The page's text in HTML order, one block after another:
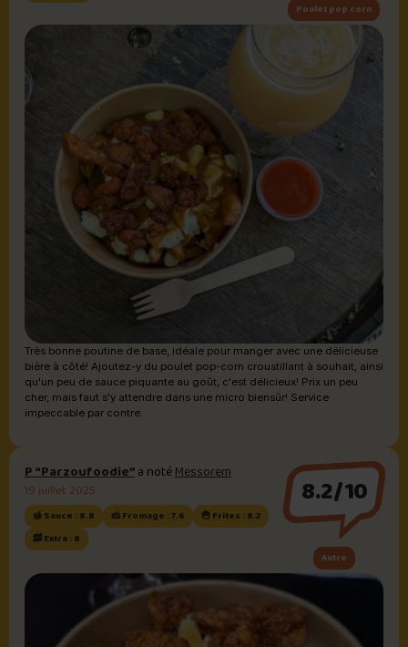
Poulet pop corn
Très bonne poutine de base, idéale pour manger avec une délicieuse
bière à côté! Ajoutez-y du poulet pop-corn croustillant à souhait, ainsi
qu'un peu de sauce piquante au goût, c'est délicieux! Prix un peu
cher, mais faut s'y attendre dans une micro biensûr! Service
impeccable par contre.
P “Parzoufoodie”a notéMessorem
19 juillet 2025
🍯 Sauce : 8.8 🧀 Fromage : 7.6
🍟 Frites : 8.2
🥓 Extra : 8
8.2/10
Autre